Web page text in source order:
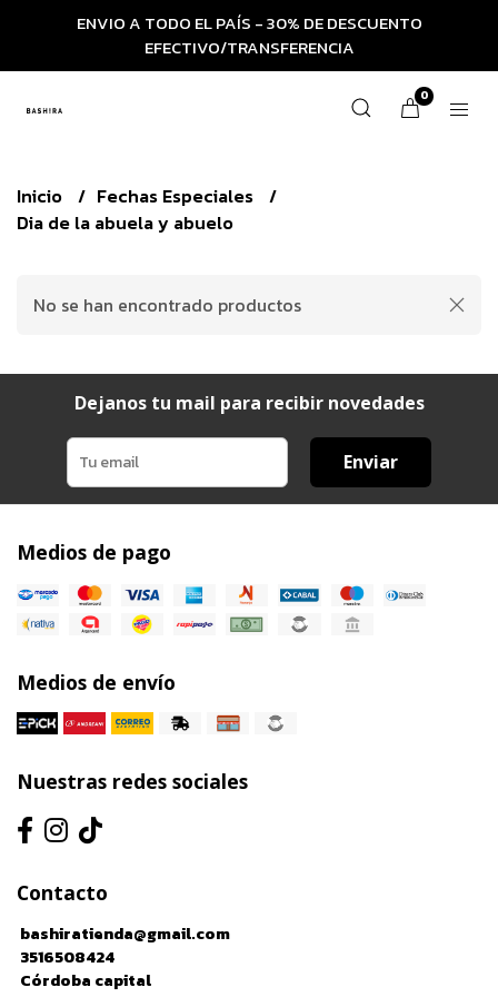
ENVIO A TODO EL PAÍS - 30% DE DESCUENTO
EFECTIVO/TRANSFERENCIA
0
Inicio
Fechas Especiales
Dia de la abuela y abuelo
No se han encontrado productos
Dejanos tu mail para recibir novedades
Enviar
Medios de pago
Medios de envío
Nuestras redes sociales
Contacto
bashiratienda@gmail.com
3516508424
Córdoba capital